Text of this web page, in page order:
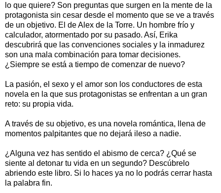
lo que quiere? Son preguntas que surgen en la mente de la
protagonista sin cesar desde el momento que se ve a través
de un objetivo. El de Alex de la Torre. Un hombre frío y
calculador, atormentado por su pasado. Así, Erika
descubrirá que las convenciones sociales y la inmadurez
son una mala combinación para tomar decisiones.
¿Siempre se está a tiempo de comenzar de nuevo?
La pasión, el sexo y el amor son los conductores de esta
novela en la que sus protagonistas se enfrentan a un gran
reto: su propia vida.
A través de su objetivo, es una novela romántica, llena de
momentos palpitantes que no dejará ileso a nadie.
¿Alguna vez has sentido el abismo de cerca? ¿Qué se
siente al detonar tu vida en un segundo? Descúbrelo
abriendo este libro. Si lo haces ya no lo podrás cerrar hasta
la palabra fin.